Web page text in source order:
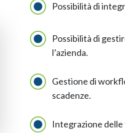
Possibilità di
Possibilità di
l’azienda.
Gestione di
scadenze.
Integrazione delle